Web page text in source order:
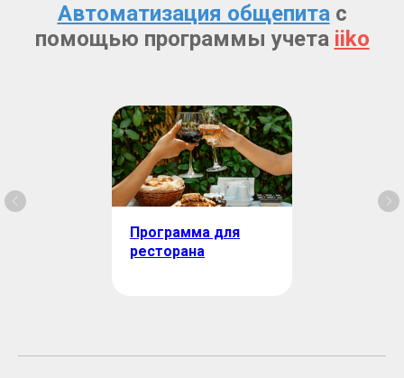
Автоматизация общепитас
помощью программы учета iiko
Программа для
ресторана